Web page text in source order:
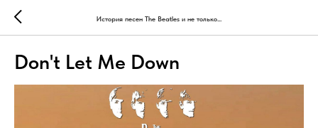
История песен The Beatles и не только...
Don't Let Me Down